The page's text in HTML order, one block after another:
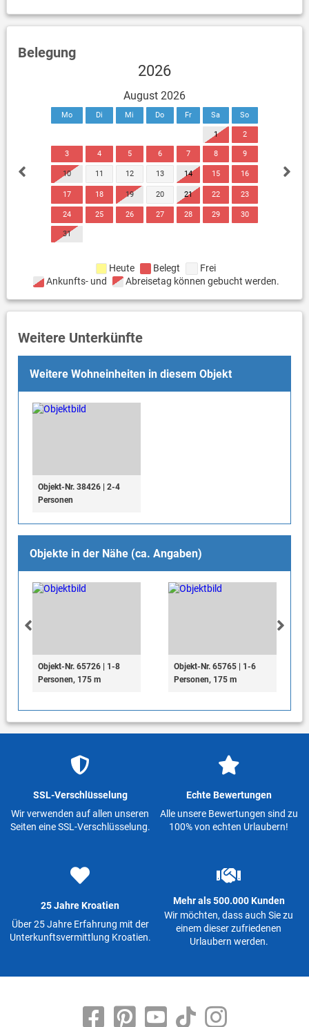
Belegung
2026
August 2026
Mo Di Mi Do Fr Sa So
1 2
3 4 5 6 7 8 9
10 11 12 13 14 15 16
17 18 19 20 21 22 23
24 25 26 27 28 29 30
31
Heute Belegt
Frei
Ankunfts- und
Abreisetag können gebucht werden.
Weitere Unterkünfte
Weitere Wohneinheiten in diesem Objekt
Objekt-Nr. 38426 | 2-4
Personen
Objekte in der Nähe (ca. Angaben)
Objekt-Nr. 65726 | 1-8
Personen, 175 m
Objekt-Nr. 65765 | 1-6
Personen, 175 m
SSL-Verschlüsselung
Wir verwenden auf allen unseren
Seiten eine SSL-Verschlüsselung.
Echte Bewertungen
Alle unsere Bewertungen sind zu
100% von echten Urlaubern!
25 Jahre Kroatien
Über 25 Jahre Erfahrung mit der
Unterkunftsvermittlung Kroatien.
Mehr als 500.000 Kunden
Wir möchten, dass auch Sie zu
einem dieser zufriedenen
Urlaubern werden.